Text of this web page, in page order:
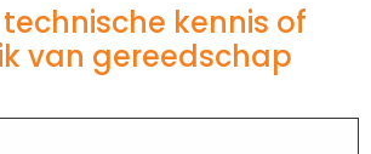
kennis of
van gereedschap